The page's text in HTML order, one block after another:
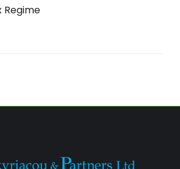
Regime